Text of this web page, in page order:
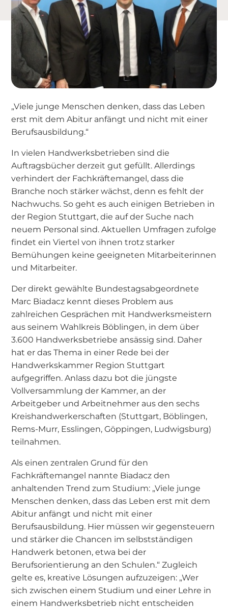
„Viele junge Menschen denken, dass das Leben
erst mit dem Abitur anfängt und nicht mit einer
Berufsausbildung.“
In vielen Handwerksbetrieben sind die
Auftragsbücher derzeit gut gefüllt. Allerdings
verhindert der Fachkräftemangel, dass die
Branche noch stärker wächst, denn es fehlt der
Nachwuchs. So geht es auch einigen Betrieben in
der Region Stuttgart, die auf der Suche nach
neuem Personal sind. Aktuellen Umfragen zufolge
findet ein Viertel von ihnen trotz starker
Bemühungen keine geeigneten Mitarbeiterinnen
und Mitarbeiter.
Der direkt gewählte Bundestagsabgeordnete
Marc Biadacz kennt dieses Problem aus
zahlreichen Gesprächen mit Handwerksmeistern
aus seinem Wahlkreis Böblingen, in dem über
3.600 Handwerksbetriebe ansässig sind. Daher
hat er das Thema in einer Rede bei der
Handwerkskammer Region Stuttgart
aufgegriffen. Anlass dazu bot die jüngste
Vollversammlung der Kammer, an der
Arbeitgeber und Arbeitnehmer aus den sechs
Kreishandwerkerschaften (Stuttgart, Böblingen,
Rems-Murr, Esslingen, Göppingen, Ludwigsburg)
teilnahmen.
Als einen zentralen Grund für den
Fachkräftemangel nannte Biadacz den
anhaltenden Trend zum Studium: „Viele junge
Menschen denken, dass das Leben erst mit dem
Abitur anfängt und nicht mit einer
Berufsausbildung. Hier müssen wir gegensteuern
und stärker die Chancen im selbstständigen
Handwerk betonen, etwa bei der
Berufsorientierung an den Schulen.“ Zugleich
gelte es, kreative Lösungen aufzuzeigen: „Wer
sich zwischen einem Studium und einer Lehre in
einem Handwerksbetrieb nicht entscheiden